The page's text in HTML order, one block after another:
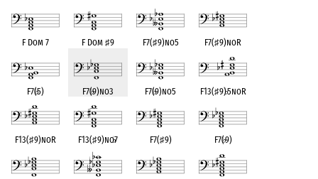
F Dom 7 F Dom♯9 F7(♯9)no5 F7(♯9)noR
F7(♭5) F7(♭9)no3 F7(♭9)no5 F13(♯9)♭5noR
F13(♯9)noR F13(♯9)no♭7 F7(♯9) F7(♭9)